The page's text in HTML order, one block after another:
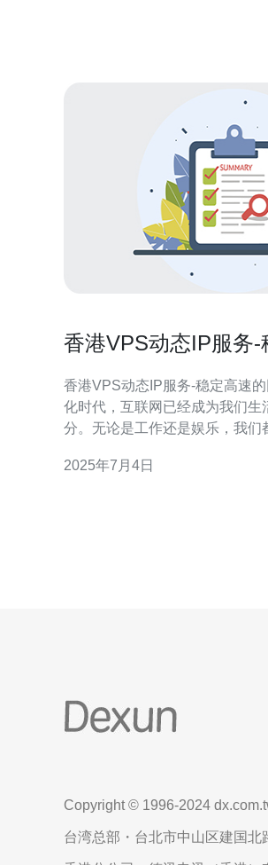
香港VPS动态IP服务-
香港VPS动态IP服务-稳定高速的网络方案
化时代，互联网已经成为我们生
分。无论是工作还是娱乐，我们
方案之一。 VPS是虚拟专用服务器的缩写，是一种基
2025年7月4日
Copyright © 1996-2024
台湾总部・台北市中山区建国北